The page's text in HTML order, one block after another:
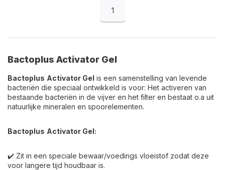
1
Bactoplus Activator Gel
Bactoplus Activator Gel is een samenstelling van levende
bacteriën die speciaal ontwikkeld is voor: Het activeren van
bestaande bacteriën in de vijver en het filter en bestaat o.a uit
natuurlijke mineralen en spoorelementen.
Bactoplus Activator Gel:
✔️ Zit in een speciale bewaar/voedings vloeistof zodat deze
voor langere tijd houdbaar is.